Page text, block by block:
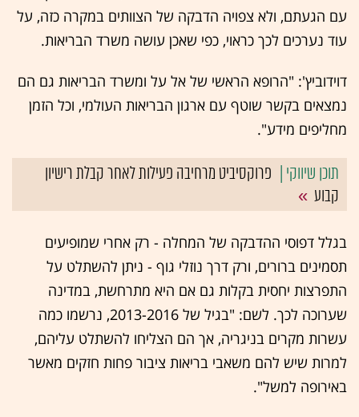
עם הגעתם, ולא צפויה הדבקה של הצוותים במקרה כזה, על
עוד נערכים לכך כראוי, כפי שאכן עושה משרד הבריאות.
דוידוביץ': "הרופא הראשי של אל על ומשרד הבריאות גם הם
נמצאים בקשר שוטף עם ארגון הבריאות העולמי, וכל הזמן
מחליפים מידע".
פרוקסיביט מרחיבה פעילות לאחר קבלת רישיון
קבוע
בגלל דפוסי ההדבקה של המחלה - רק אחרי שמופיעים
תסמינים ברורים, ורק דרך נוזלי גוף - ניתן להשתלט על
התפרצות יחסית בקלות גם אם היא מתרחשת, במדינה
שערוכה לכך. לשם: "בגיל של 2013-2016, נרשמו כמה
עשרות מקרים בניגריה, אך הם הצליחו להשתלט עליהם,
למרות שיש להם משאבי בריאות ציבור פחות חזקים מאשר
באירופה למשל".